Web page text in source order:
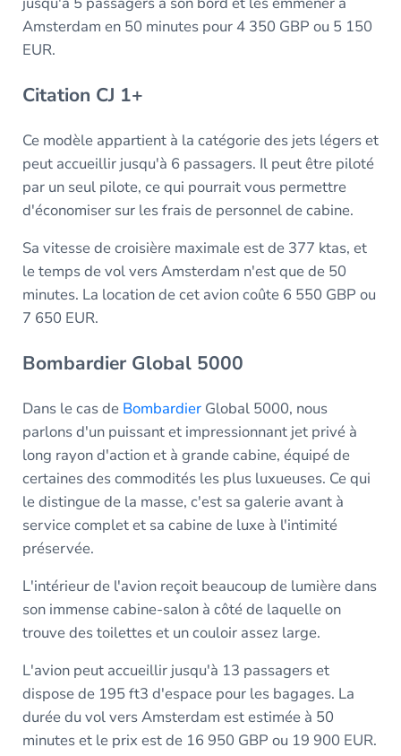
Amsterdam en 50 minutes pour 4 350 GBP ou 5 150
EUR.
Citation CJ 1+
Ce modèle appartient à la catégorie des jets légers et
peut accueillir jusqu'à 6 passagers. Il peut être piloté
par un seul pilote, ce qui pourrait vous permettre
d'économiser sur les frais de personnel de cabine.
Sa vitesse de croisière maximale est de 377 ktas, et
le temps de vol vers Amsterdam n'est que de 50
minutes. La location de cet avion coûte 6 550 GBP ou
7 650 EUR.
Bombardier Global 5000
Dans le cas de BombardierGlobal 5000, nous
parlons d'un puissant et impressionnant jet privé à
long rayon d'action et à grande cabine, équipé de
certaines des commodités les plus luxueuses. Ce qui
le distingue de la masse, c'est sa galerie avant à
service complet et sa cabine de luxe à l'intimité
préservée.
L'intérieur de l'avion reçoit beaucoup de lumière dans
son immense cabine-salon à côté de laquelle on
trouve des toilettes et un couloir assez large.
L'avion peut accueillir jusqu'à 13 passagers et
dispose de 195 ft3 d'espace pour les bagages. La
durée du vol vers Amsterdam est estimée à 50
minutes et le prix est de 16 950 GBP ou 19 900 EUR.